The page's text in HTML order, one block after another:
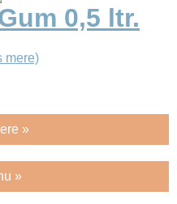
0,5 ltr.
mere)
»
»